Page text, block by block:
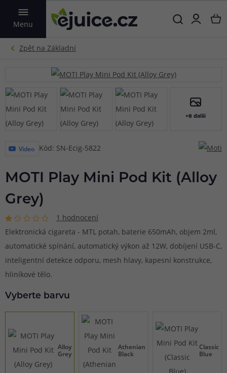
Menu
VYHLEDAT
+8 další
Video Kód: SN-Ecig-5822
MOTI Play Mini Pod Kit (Alloy
Grey)
1 hodnocení
Elektronická cigareta - MTL potah, baterie 650mAh, objem 2ml,
automatické spínání, automatický výkon až 12W, dobíjení USB-C,
inteligentní detekce odporu, mesh hlavy, kapesní konstrukce,
hliníkové tělo.
Vyberte barvu
Alloy
Grey
Athenian
Black
Classic
Blue